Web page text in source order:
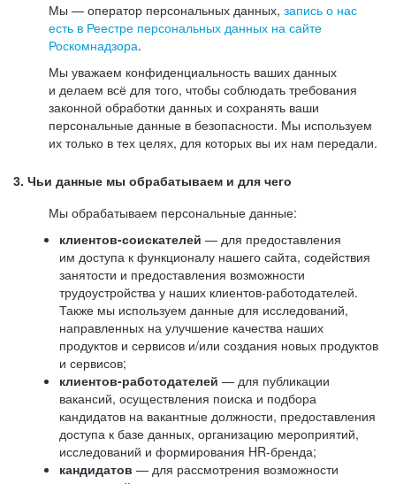
Мы — оператор персональных данных, запись о нас
есть в Реестре персональных данных на сайте
Роскомнадзора.
Мы уважаем конфиденциальность ваших данных
и делаем всё для того, чтобы соблюдать требования
законной обработки данных и сохранять ваши
персональные данные в безопасности. Мы используем
их только в тех целях, для которых вы их нам передали.
3. Чьи данные мы обрабатываем и для чего
Мы обрабатываем персональные данные:
клиентов-соискателей — для предоставления
им доступа к функционалу нашего сайта, содействия
занятости и предоставления возможности
трудоустройства у наших клиентов-работодателей.
Также мы используем данные для исследований,
направленных на улучшение качества наших
продуктов и сервисов и/или создания новых продуктов
и сервисов;
клиентов-работодателей — для публикации
вакансий, осуществления поиска и подбора
кандидатов на вакантные должности, предоставления
доступа к базе данных, организацию мероприятий,
исследований и формирования HR-бренда;
кандидатов — для рассмотрения возможности